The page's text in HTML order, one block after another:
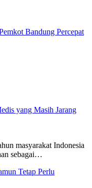
Bandung Percepat
yang Masih Jarang
masyarakat Indonesia
sebagai…
Tetap Perlu